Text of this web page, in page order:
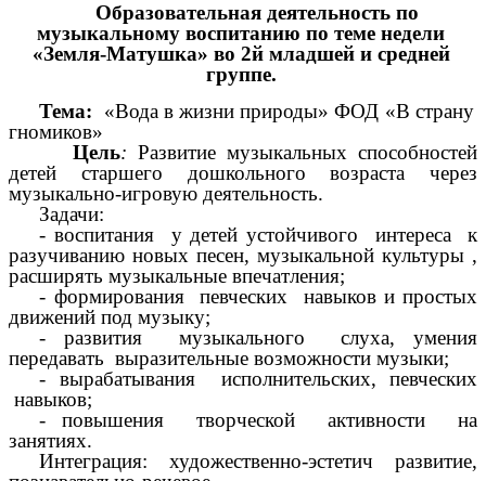
Образовательная деятельность по
музыкальному воспитанию по теме недели
«Земля-Матушка» во 2й младшей и средней
группе.
Тема:
«Вода в жизни природы» ФОД «В страну
гномиков»
Цель: Развитие музыкальных способностей
детей старшего дошкольного возраста через
музыкально-игровую деятельность.
Задачи:
- воспитания у детей устойчивого интереса к
разучиванию новых песен, музыкальной культуры ,
расширять музыкальные впечатления;
- формирования певческих навыков и простых
движений под музыку;
- развития музыкального слуха, умения
передавать выразительные возможности музыки;
- вырабатывания исполнительских, певческих
навыков;
- повышения творческой активности на
занятиях.
Интеграция: художественно-эстетич развитие,